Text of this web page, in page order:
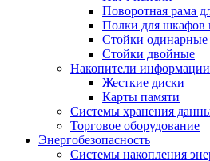
Поворотная рама
Полки для шкафов
Стойки одинарные
Стойки двойные
Накопители информации
Жесткие диски
Карты памяти
Системы хранения
Торговое оборудование
Энергобезопасность
Системы накопления